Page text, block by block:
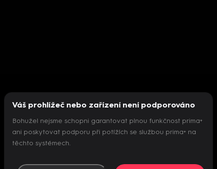
Nepodařilo se inicializovat přehrávač
Váš prohlížeč nebo zařízení není podporováno
Bohužel nejsme schopni garantovat plnou funkčnost prima+
ani poskytovat podporu při potížích se službou prima+ na
těchto systémech.